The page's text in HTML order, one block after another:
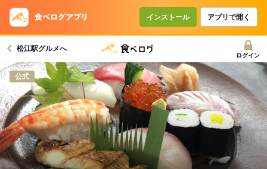
インストール アプリで開く
松江駅グルメへ
ログイン
公式
コースで使えるクーポン
戻る
クーポンを利用せず予約する